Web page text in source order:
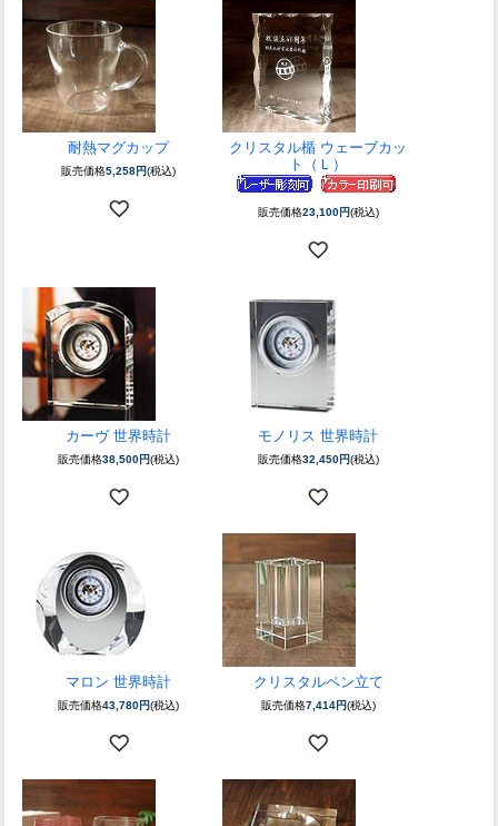
耐熱マグカップ
販売価格5,258円(税込)
クリスタル楯 ウェーブカッ
ト（Ｌ）
販売価格23,100円(税込)
カーヴ 世界時計
販売価格38,500円(税込)
モノリス 世界時計
販売価格32,450円(税込)
マロン 世界時計
販売価格43,780円(税込)
クリスタルペン立て
販売価格7,414円(税込)